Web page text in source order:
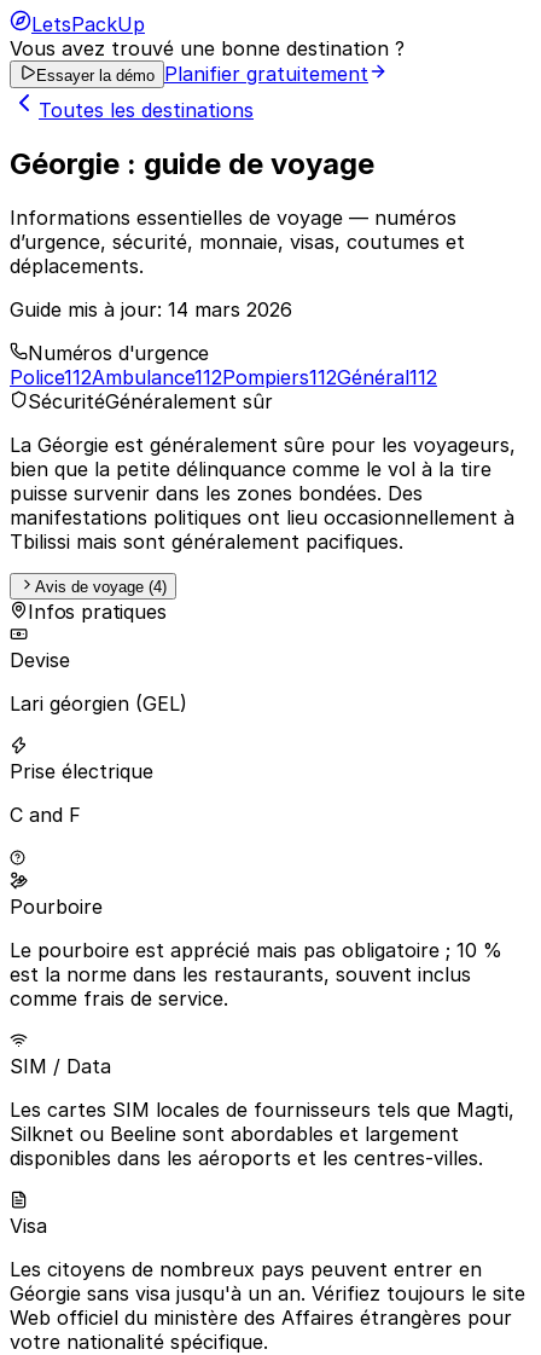
LetsPackUp
Vous avez trouvé une bonne destination ?
Essayer la démo Planifier gratuitement
Toutes les destinations
Géorgie : guide de voyage
Informations essentielles de voyage — numéros
d’urgence, sécurité, monnaie, visas, coutumes et
déplacements.
Guide mis à jour: 14 mars 2026
Numéros d'urgence
Police112Ambulance112Pompiers112Général112
SécuritéGénéralement sûr
La Géorgie est généralement sûre pour les voyageurs,
bien que la petite délinquance comme le vol à la tire
puisse survenir dans les zones bondées. Des
manifestations politiques ont lieu occasionnellement à
Tbilissi mais sont généralement pacifiques.
Avis de voyage (4)
Infos pratiques
Devise
Lari géorgien (GEL)
Prise électrique
C and F
Pourboire
Le pourboire est apprécié mais pas obligatoire ; 10 %
est la norme dans les restaurants, souvent inclus
comme frais de service.
SIM / Data
Les cartes SIM locales de fournisseurs tels que Magti,
Silknet ou Beeline sont abordables et largement
disponibles dans les aéroports et les centres-villes.
Visa
Les citoyens de nombreux pays peuvent entrer en
Géorgie sans visa jusqu'à un an. Vérifiez toujours le site
Web officiel du ministère des Affaires étrangères pour
votre nationalité spécifique.